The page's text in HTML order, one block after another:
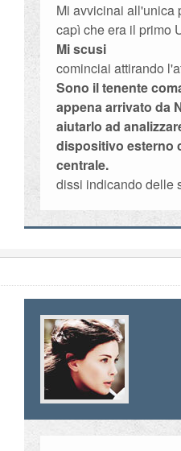
Mi avvicinai all'unica
capì che era il primo
Mi scusi
cominciai attirando
Sono il tenente
appena arrivato da
aiutarlo ad
dispositivo esterno
centrale.
dissi indicando delle